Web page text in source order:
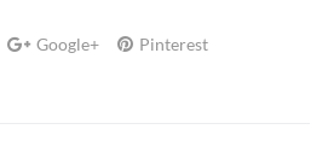
Google+
Pinterest